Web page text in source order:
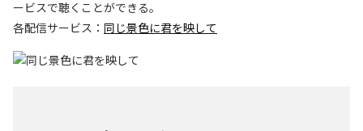
ービスで聴くことができる。
各配信サービス： 同じ景色に君を映して